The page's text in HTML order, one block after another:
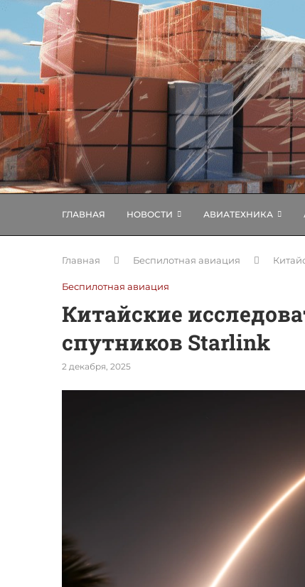
ГЛАВНАЯ НОВОСТИ АВИАТЕХНИКА
Главная Беспилотная авиация
Беспилотная авиация
Китайские
спутников Starlink
2 декабря, 2025